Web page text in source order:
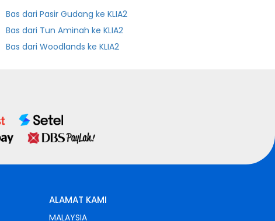
Bas dari Pasir Gudang ke KLIA2
Bas dari Tun Aminah ke KLIA2
Bas dari Woodlands ke KLIA2
ALAMAT KAMI
MALAYSIA